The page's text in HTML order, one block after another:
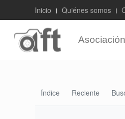
Inicio Quiénes somos
Índice Reciente